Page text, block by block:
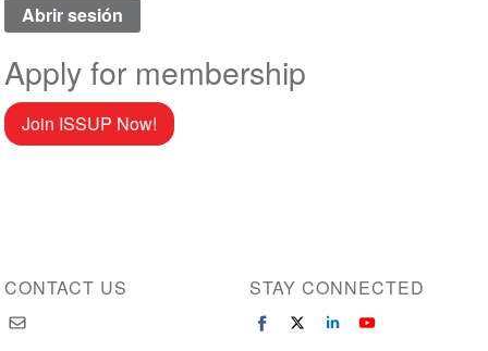
Apply for membership
Join ISSUP Now!
CONTACT US STAY CONNECTED